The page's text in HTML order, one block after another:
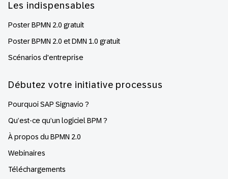
Les indispensables
Poster BPMN 2.0 gratuit
Poster BPMN 2.0 et DMN 1.0 gratuit
Scénarios d'entreprise
Débutez votre initiative processus
Pourquoi SAP Signavio ?
Qu’est-ce qu’un logiciel BPM ?
À propos du BPMN 2.0
Webinaires
Téléchargements